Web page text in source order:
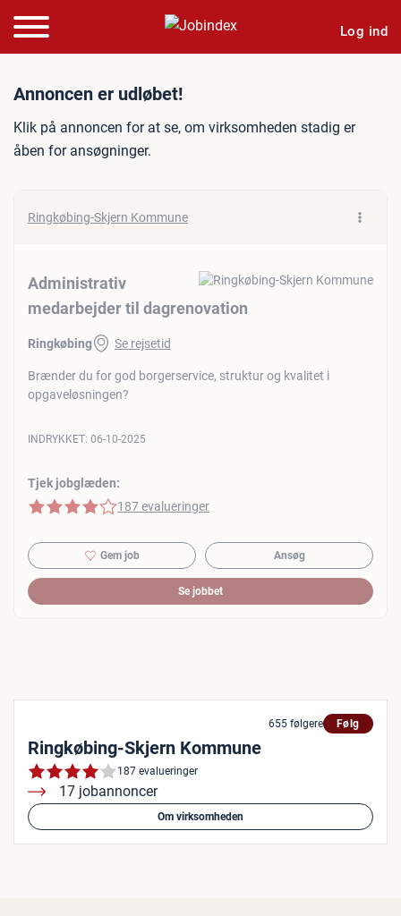
Log ind
Jobannonce:
Annoncen er udløbet!
Klik på annoncen for at se, om virksomheden stadig er
åben for ansøgninger.
Ringkøbing-Skjern Kommune
Administrativ
medarbejder til dagrenovation
Ringkøbing Se rejsetid
Brænder du for god borgerservice, struktur og kvalitet i
opgaveløsningen?
Tjek jobglæden:
4 af 5 stjerner
187 evalueringer
INDRYKKET: 06-10-2025
Gem job Ansøg
Se jobbet
655 følgere Følg
Ringkøbing-Skjern Kommune
187 evalueringer
17 jobannoncer
Om virksomheden